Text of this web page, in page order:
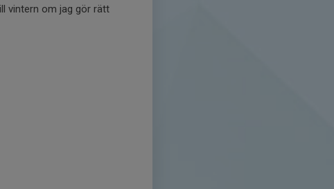
vintern om jag gör rätt